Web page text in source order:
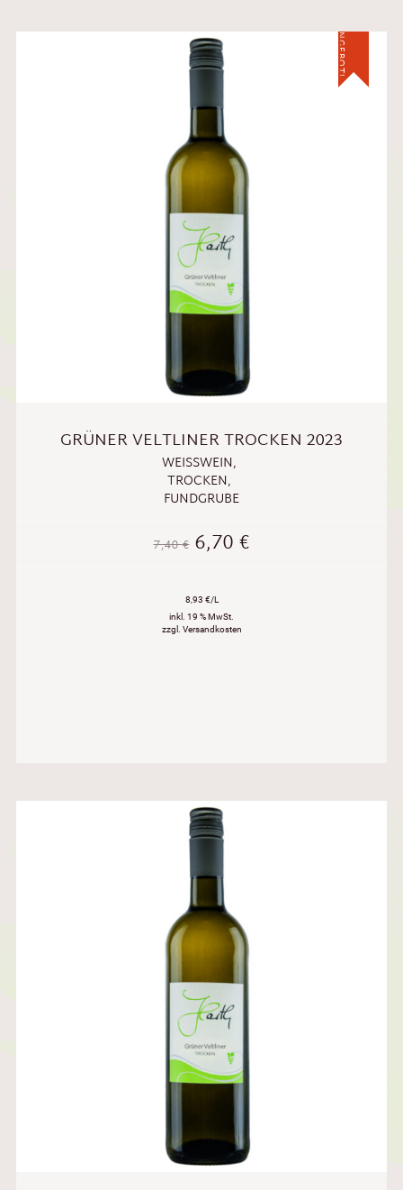
ANGEBOT!
GRÜNER VELTLINER TROCKEN 2023
WEISSWEIN ,
TROCKEN,
FUNDGRUBE
7,40€ 6,70€
8,93 €/L
inkl. 19 % MwSt.
zzgl. Versandkosten